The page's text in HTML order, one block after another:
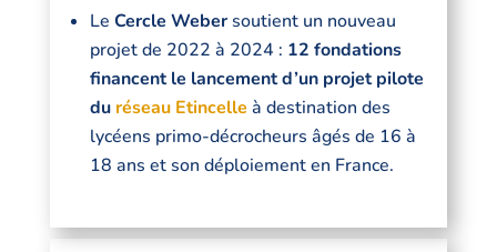
Le Cercle Webersoutient un nouveau
projet de 2022 à 2024 : 12 fondations
financent le lancement d’un projet pilote
du réseau Etincelle à destination des
lycéens primo-décrocheurs âgés de 16 à
18 ans et son déploiement en France.